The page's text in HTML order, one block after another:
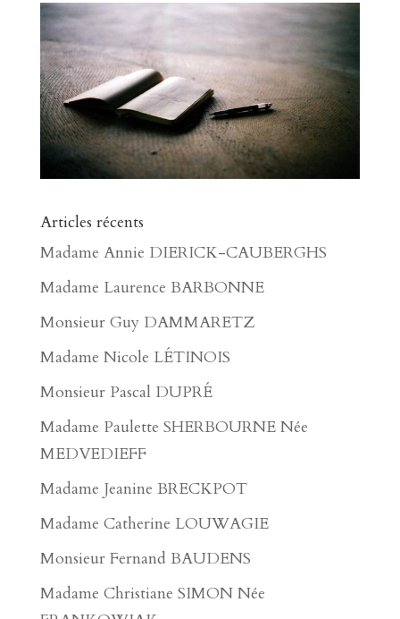
Articles récents
Madame Annie DIERICK-CAUBERGHS
Madame Laurence BARBONNE
Monsieur Guy DAMMARETZ
Madame Nicole LÉTINOIS
Monsieur Pascal DUPRÉ
Madame Paulette SHERBOURNE Née
MEDVEDIEFF
Madame Jeanine BRECKPOT
Madame Catherine LOUWAGIE
Monsieur Fernand BAUDENS
Madame Christiane SIMON Née